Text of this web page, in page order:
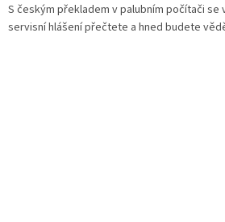
S českým překladem v palubním počítači se
servisní hlášení přečtete a hned budete